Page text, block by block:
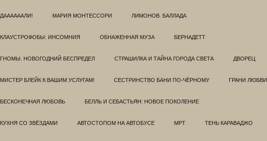
ДААААААЛИ! МАРИЯ МОНТЕССОРИ ЛИМОНОВ. БАЛЛАДА
КЛАУСТРОФОБЫ: ИНСОМНИЯ ОБНАЖЕННАЯ МУЗА БЕРНАДЕТТ
ГНОМЫ. НОВОГОДНИЙ БЕСПРЕДЕЛ СТРАШИЛКА И ТАЙНА ГОРОДА СВЕТА ДВОРЕЦ
МИСТЕР БЛЕЙК К ВАШИМ УСЛУГАМ! СЕСТРИНСТВО БАНИ ПО-ЧЁРНОМУ ГРАНИ ЛЮБВИ
БЕСКОНЕЧНАЯ ЛЮБОВЬ БЕЛЛЬ И СЕБАСТЬЯН: НОВОЕ ПОКОЛЕНИЕ
КУХНЯ СО ЗВЁЗДАМИ АВТОСТОПОМ НА АВТОБУСЕ МРТ ТЕНЬ КАРАВАДЖО